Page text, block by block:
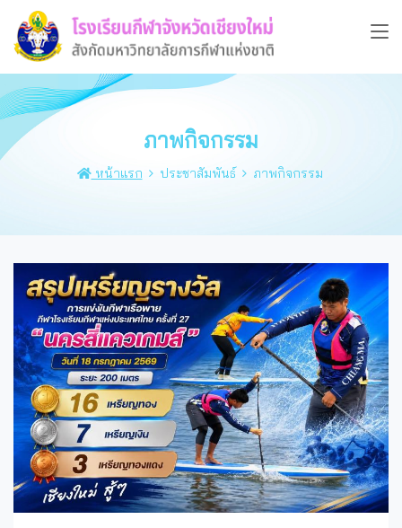
ภาพกิจกรรม
หน้าแรก ประชาสัมพันธ์ ภาพกิจกรรม